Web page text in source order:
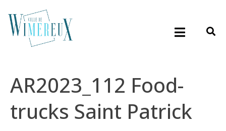
AR2023_112 Food-
trucks Saint Patrick